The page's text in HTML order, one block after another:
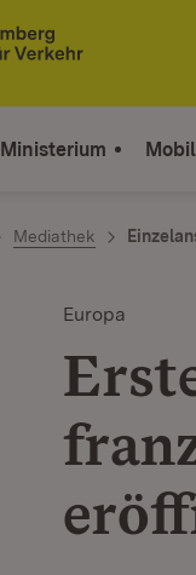
Ministerium
Mediathek
Europa